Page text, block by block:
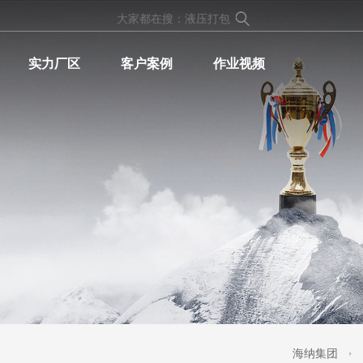
实力厂区 客户案例 作业视频
海纳集团